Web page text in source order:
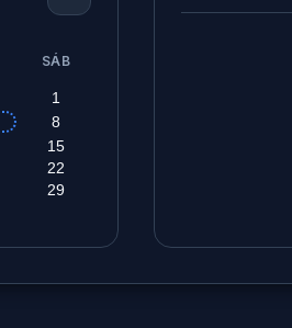
SÁB
1
8
15
22
29